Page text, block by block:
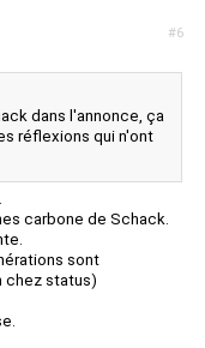
#6
dans l'annonce, ça
réflexions qui n'ont
carbone de Schack.
sont
chez status)